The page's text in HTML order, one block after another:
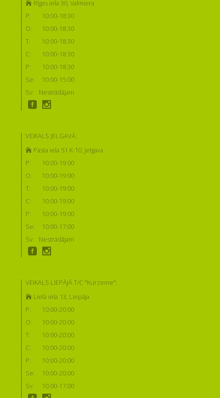
Rīgas iela 30, Valmiera
P:
10:00-18:30
O:
10:00-18:30
T:
10:00-18:30
C:
10:00-18:30
P:
10:00-18:30
Se:
10:00-15:00
Sv:
Nestrādājam
VEIKALS JELGAVĀ:
Pasta iela 51 K-10, Jelgava
P:
10:00-19:00
O:
10:00-19:00
T:
10:00-19:00
C:
10:00-19:00
P:
10:00-19:00
Se:
10:00-17:00
Sv:
Nestrādājam
VEIKALS LIEPĀJĀ T/C "Kurzeme":
Lielā iela 13, Liepāja
P:
10:00-20:00
O:
10:00-20:00
T:
10:00-20:00
C:
10:00-20:00
P:
10:00-20:00
Se:
10:00-20:00
Sv:
10:00-17:00